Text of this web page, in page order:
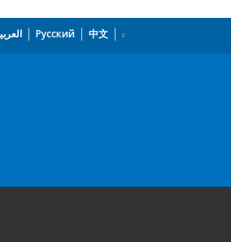
Русский 中文